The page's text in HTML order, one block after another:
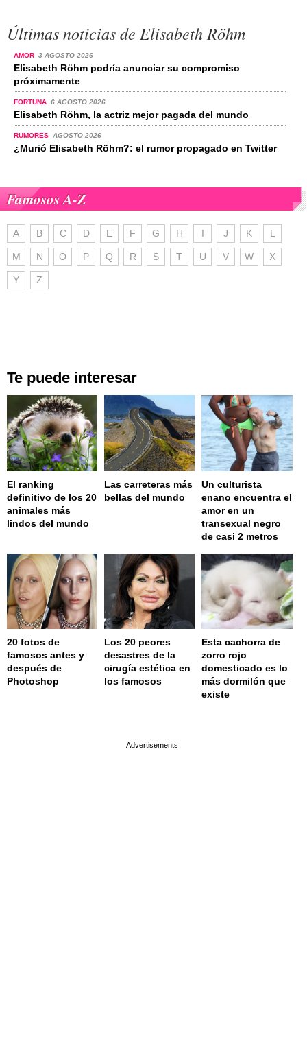
Últimas noticias de Elisabeth Röhm
AMOR 3 AGOSTO 2026
Elisabeth Röhm podría anunciar su compromiso
próximamente
FORTUNA 6 AGOSTO 2026
Elisabeth Röhm, la actriz mejor pagada del mundo
RUMORES AGOSTO 2026
¿Murió Elisabeth Röhm?: el rumor propagado en Twitter
Famosos A-Z
A B C D E F G H I J K L
M N O P Q R S T U V W X
Y Z
Te puede interesar
El ranking
definitivo de los 20
animales más
lindos del mundo
Las carreteras más
bellas del mundo
Un culturista
enano encuentra el
amor en un
transexual negro
de casi 2 metros
20 fotos de
famosos antes y
después de
Photoshop
Los 20 peores
desastres de la
cirugía estética en
los famosos
Esta cachorra de
zorro rojo
domesticado es lo
más dormilón que
existe